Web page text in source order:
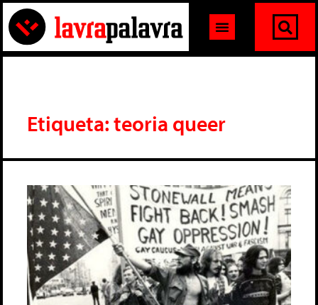
Etiqueta: teoria queer